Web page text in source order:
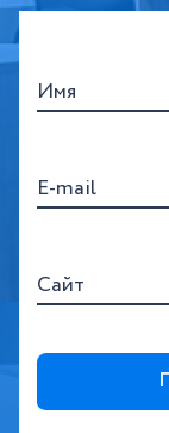
Имя
E-mail
Сайт